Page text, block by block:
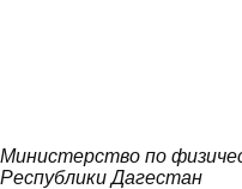
Министерство по
Республики Дагестан